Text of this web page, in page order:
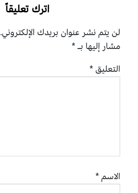
اترك تعليقاً
لن يتم نشر عنوان بريدك الإلكتروني.
مشار إليها بـ*
التعليق*
الاسم*